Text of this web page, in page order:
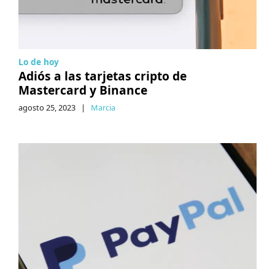
Lo de hoy
Adiós a las tarjetas cripto de
Mastercard y Binance
agosto 25, 2023 | Marcia